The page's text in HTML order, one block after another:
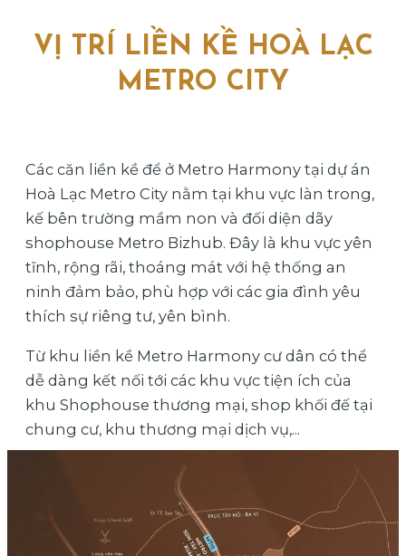
VỊ TRÍ LIỀN KỀ HOÀ LẠC
METRO CITY
Các căn liền kề để ở Metro Harmony tại dự án
Hoà Lạc Metro City nằm tại khu vực làn trong,
kế bên trường mầm non và đối diện dãy
shophouse Metro Bizhub. Đây là khu vực yên
tĩnh, rộng rãi, thoáng mát với hệ thống an
ninh đảm bảo, phù hợp với các gia đình yêu
thích sự riêng tư, yên bình.
Từ khu liền kề Metro Harmony cư dân có thể
dễ dàng kết nối tới các khu vực tiện ích của
khu Shophouse thương mại, shop khối đế tại
chung cư, khu thương mại dịch vụ,...